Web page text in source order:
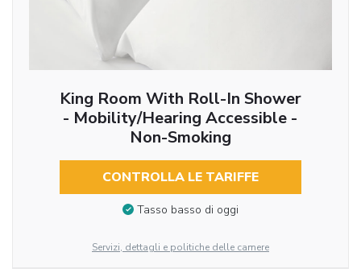
King Room With Roll-In Shower
- Mobility/Hearing Accessible -
Non-Smoking
CONTROLLA LE TARIFFE
Tasso basso di oggi
Servizi, dettagli e politiche delle camere